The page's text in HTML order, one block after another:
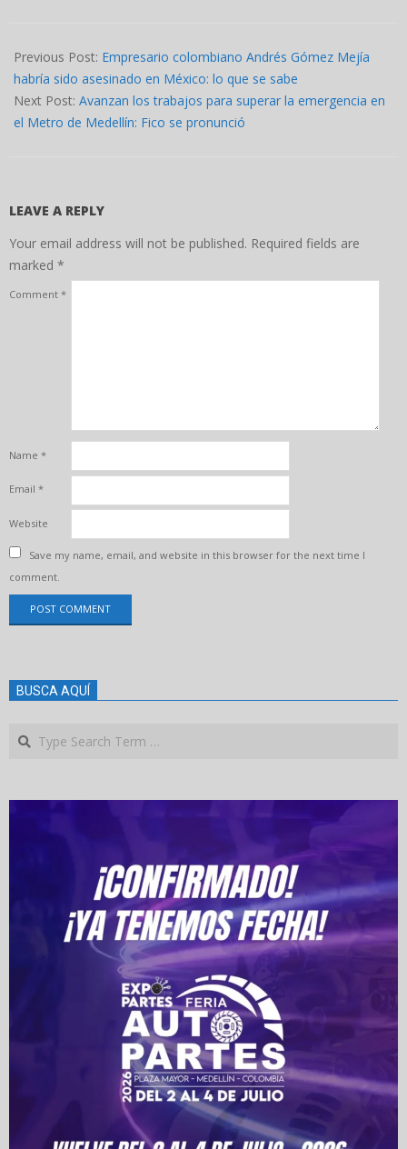
10-
22
Previous Post: Empresario colombiano Andrés Gómez Mejía
habría sido asesinado en México: lo que se sabe
Next Post: Avanzan los trabajos para superar la emergencia en
el Metro de Medellín: Fico se pronunció
LEAVE A REPLY
Your email address will not be published. Required fields are
marked *
Comment *
Name *
Email *
Website
Save my name, email, and website in this browser for the next time I
comment.
BUSCA AQUÍ
Search